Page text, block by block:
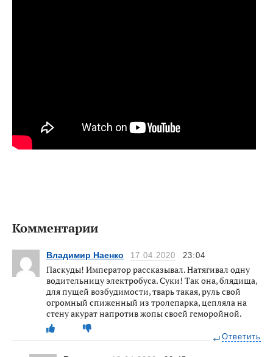
Комментарии
Владимир Наенко 17.04.2020 23:04
Паскуды! Император рассказывал. Натягивал одну
водительницу электробуса. Суки! Так она, блядища,
для пущей возбудимости, тварь такая, руль свой
огромный спиженный из тролепарка, цепляла на
стену акурат напротив жопы своей геморойной.
Ответить